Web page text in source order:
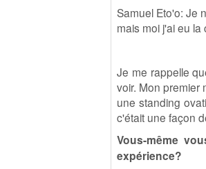
Samuel Eto'o: Je
mais moi j'ai eu
Je me rappelle
voir. Mon premier
une standing
c'était une façon
Vous-même
expérience?